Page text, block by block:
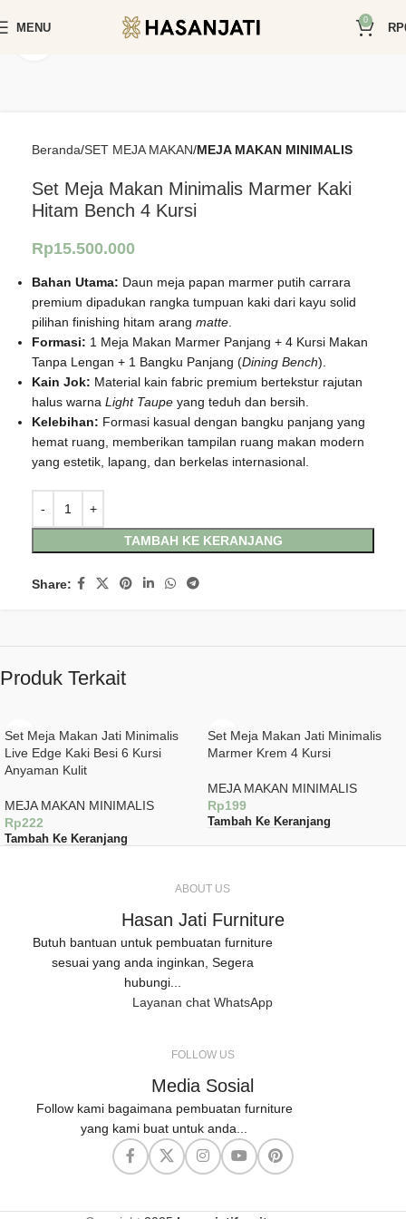
MENU
0
RP
Click to enlarge
Beranda SET MEJA MAKAN MEJA MAKAN MINIMALIS
Set Meja Makan Minimalis Marmer Kaki
Hitam Bench 4 Kursi
Rp15.500.000
Bahan Utama: Daun meja papan marmer putih carrara
premium dipadukan rangka tumpuan kaki dari kayu solid
pilihan finishing hitam arang matte
Formasi: 1 Meja Makan Marmer Panjang + 4 Kursi Makan
Tanpa Lengan + 1 Bangku Panjang (Dining Bench).
Kain Jok: Material kain fabric premium bertekstur rajutan
halus warna Light Taupe yang teduh dan bersih.
Kelebihan: Formasi kasual dengan bangku panjang yang
hemat ruang, memberikan tampilan ruang makan modern
yang estetik, lapang, dan berkelas internasional.
TAMBAH KE KERANJANG
Share:
Produk Terkait
Set Meja Makan Jati Minimalis
Live Edge Kaki Besi 6 Kursi
Anyaman Kulit
MEJA MAKAN MINIMALIS
Rp222
Tambah Ke Keranjang
Set Meja Makan Jati Minimalis
Marmer Krem 4 Kursi
MEJA MAKAN MINIMALIS
Rp199
Tambah Ke Keranjang
ABOUT US
Hasan Jati Furniture
Butuh bantuan untuk pembuatan furniture
sesuai yang anda inginkan, Segera
hubungi...
Layanan chat WhatsApp
FOLLOW US
Media Sosial
Follow kami bagaimana pembuatan furniture
yang kami buat untuk anda...